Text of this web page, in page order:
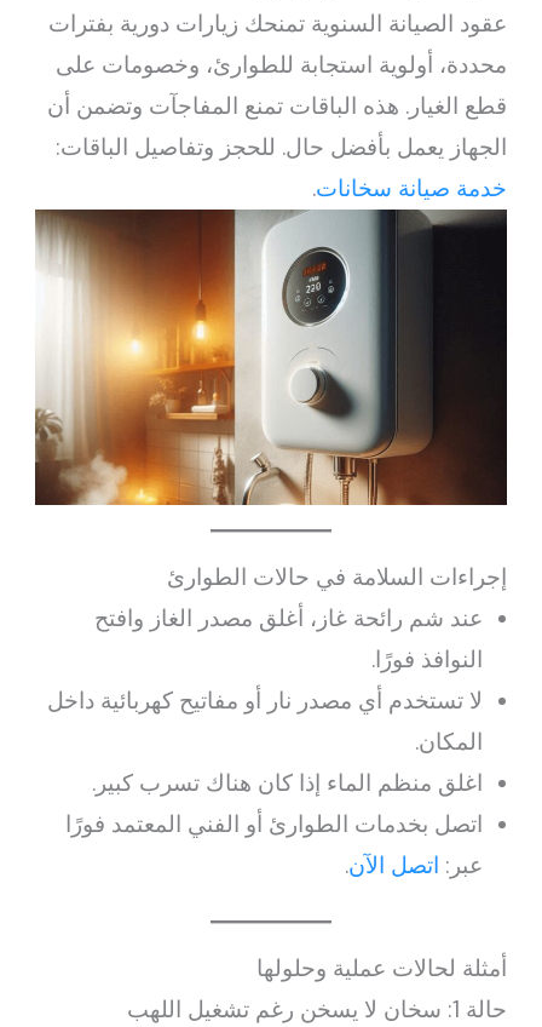
عقود الصيانة السنوية تمنحك زيارات دورية بفترات
محددة، أولوية استجابة للطوارئ، وخصومات على
قطع الغيار. هذه الباقات تمنع المفاجآت وتضمن أن
الجهاز يعمل بأفضل حال. للحجز وتفاصيل الباقات:
خدمة صيانة سخانات.
إجراءات السلامة في حالات الطوارئ
عند شم رائحة غاز، أغلق مصدر الغاز وافتح
النوافذ فورًا.
لا تستخدم أي مصدر نار أو مفاتيح كهربائية داخل
المكان.
اغلق منظم الماء إذا كان هناك تسرب كبير.
اتصل بخدمات الطوارئ أو الفني المعتمد فورًا
عبر: اتصل الآن.
أمثلة لحالات عملية وحلولها
حالة 1: سخان لا يسخن رغم تشغيل اللهب